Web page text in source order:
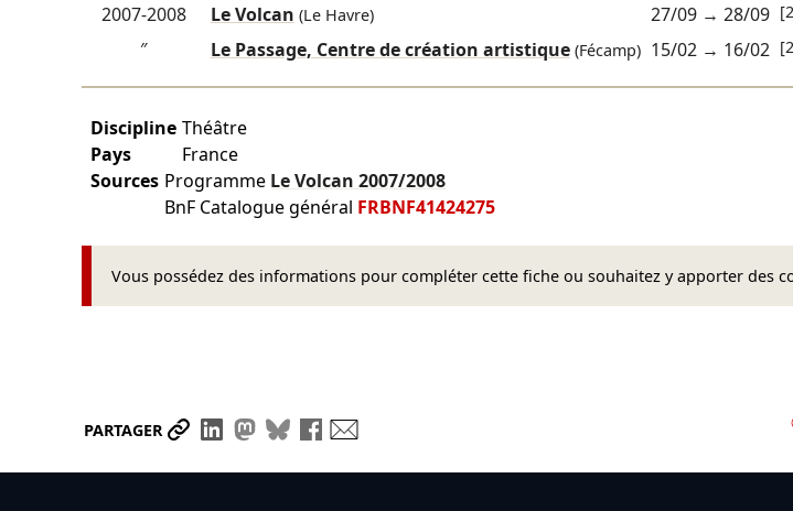
2007-2008 Le Volcan (Le Havre) 27/09→ 28/09
″ Le Passage, Centre de création artistique(Fécamp) 15/02→ 16/02
Discipline Théâtre
Pays
France
Sources Programme Le Volcan2007/2008
BnF Catalogue général FRBNF41424275
Vous possédez des informations pour compléter cette fiche ou souhaitez y apporter des
PARTAGER Partager le lien
Partager sur LinkedIn
Partager sur Mastodon
Partager sur Bluesky
Partager sur Facebook